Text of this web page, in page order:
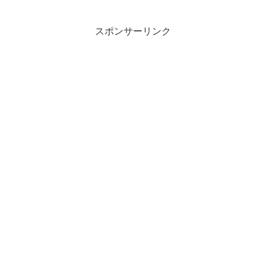
スポンサーリンク